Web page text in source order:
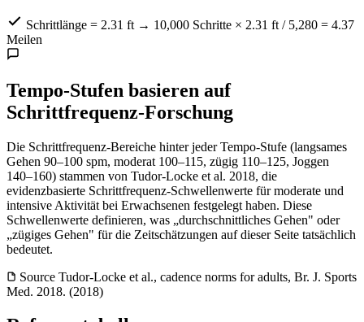
Schrittlänge = 2.31 ft → 10,000 Schritte × 2.31 ft / 5,280 = 4.37
Meilen
Tempo-Stufen basieren auf
Schrittfrequenz-Forschung
Die Schrittfrequenz-Bereiche hinter jeder Tempo-Stufe (langsames
Gehen 90–100 spm, moderat 100–115, zügig 110–125, Joggen
140–160) stammen von Tudor-Locke et al. 2018, die
evidenzbasierte Schrittfrequenz-Schwellenwerte für moderate und
intensive Aktivität bei Erwachsenen festgelegt haben. Diese
Schwellenwerte definieren, was „durchschnittliches Gehen" oder
„zügiges Gehen" für die Zeitschätzungen auf dieser Seite tatsächlich
bedeutet.
Source Tudor-Locke et al., cadence norms for adults, Br. J. Sports
Med. 2018. (2018)